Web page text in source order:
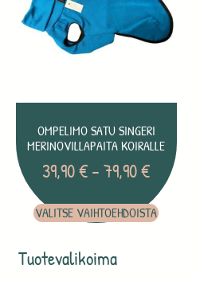
Tuotevalikoima
OMPELIMO SATU SINGERI
MERINOVILLAPAITA KOIRALLE
39,90€– 79,90€
VALITSE VAIHTOEHDOISTA